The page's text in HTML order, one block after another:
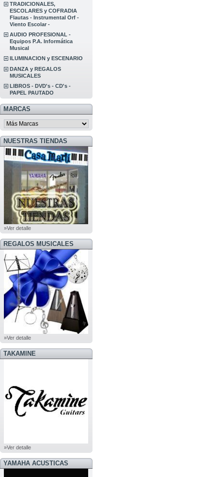
TRADICIONALES,
ESCOLARES y COFRADIA
Flautas - Instrumental Orf -
Viento Escolar -
AUDIO PROFESIONAL -
Equipos P.A. Informática
Musical
ILUMINACION y ESCENARIO
DANZA y REGALOS
MUSICALES
LIBROS - DVD's - CD's -
PAPEL PAUTADO
MARCAS
NUESTRAS TIENDAS
»Ver detalle
REGALOS MUSICALES
»Ver detalle
TAKAMINE
»Ver detalle
YAMAHA ACUSTICAS